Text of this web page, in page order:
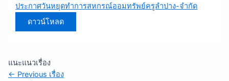
ประกาศวันหยุดทำการสหกรณ์ออมทรัพย์ครูลำปาง-จำกัด
ดาวน์โหลด
แนะแนวเรื่อง
← Previous เรื่อง